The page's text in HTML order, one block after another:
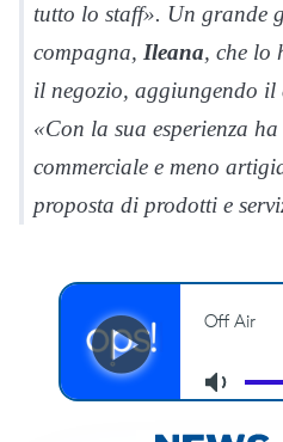
tutto lo staff». Un grande
compagna, Ileana, che lo
il negozio, aggiungendo
«Con la sua esperienza
commerciale e meno
proposta di prodotti e